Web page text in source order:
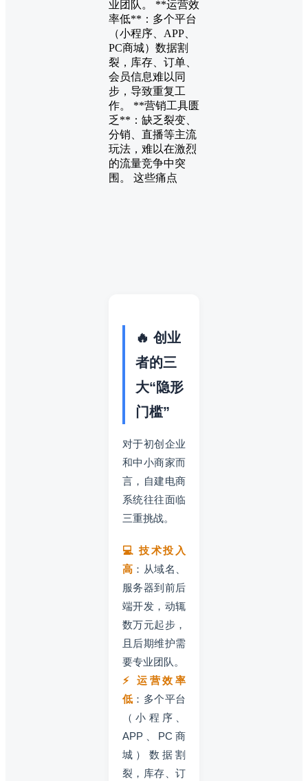
业团队。 **运营效
率低**：多个平台
（小程序、APP、
PC商城）数据割
裂，库存、订单、
会员信息难以同
步，导致重复工
作。 **营销工具匮
乏**：缺乏裂变、
分销、直播等主流
玩法，难以在激烈
的流量竞争中突
围。 这些痛点
🔥 创业
者的三
大“隐形
门槛”
对于初创企业
和中小商家而
言，自建电商
系统往往面临
三重挑战。
💻 技术投入
高 ：从域名、
服务器到前后
端开发，动辄
数万元起步，
且后期维护需
要专业团队。
⚡ 运营效率
低 ：多个平台
（小程序、
APP、PC商
城）数据割
裂，库存、订